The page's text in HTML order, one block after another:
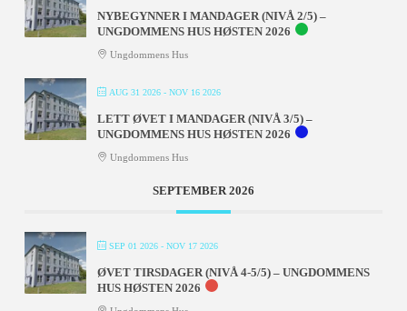
NYBEGYNNER I MANDAGER (NIVÅ 2/5) –
UNGDOMMENS HUS HØSTEN 2026
Ungdommens Hus
AUG 31 2026- NOV 16 2026
LETT ØVET I MANDAGER (NIVÅ 3/5) –
UNGDOMMENS HUS HØSTEN 2026
Ungdommens Hus
SEPTEMBER 2026
SEP 01 2026- NOV 17 2026
ØVET TIRSDAGER (NIVÅ 4-5/5) – UNGDOMMENS
HUS HØSTEN 2026